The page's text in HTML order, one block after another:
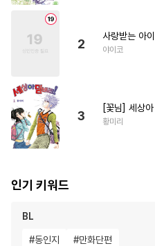
2
사랑받는 아
야이코
3
[꽃님] 세상
황미리
인기 키워드
BL
#동인지 #만화단편